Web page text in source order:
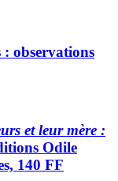
: observations
et leur mère :
Odile
140 FF